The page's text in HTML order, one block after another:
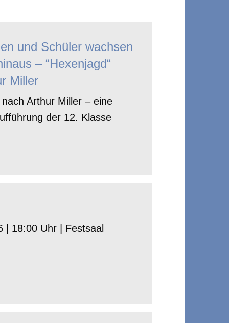
und Schüler wachsen
– “Hexenjagd“
Miller
nach Arthur Miller – eine
der 12. Klasse
| 18:00 Uhr | Festsaal